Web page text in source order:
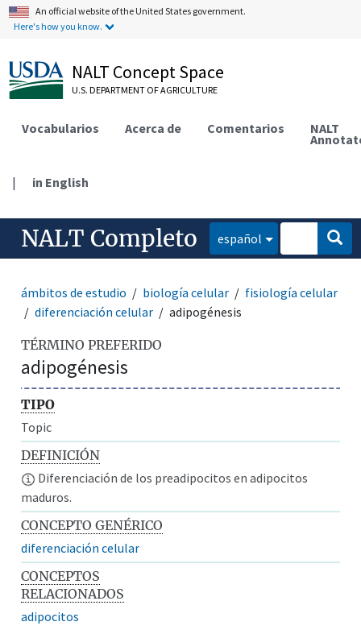
An official website of the United States government.
Here's how you know.
NALT Concept Space
U.S. DEPARTMENT OF AGRICULTURE
Vocabularios Acerca de Comentarios NALT
| in English
NALT Completo español
ámbitos de estudio biología celular
fisiología celular
diferenciación celular
adipogénesis
TÉRMINO PREFERIDO
adipogénesis
TIPO
Topic
DEFINICIÓN
Diferenciación de los preadipocitos en adipocitos
maduros.
CONCEPTO GENÉRICO
diferenciación celular
CONCEPTOS
RELACIONADOS
adipocitos